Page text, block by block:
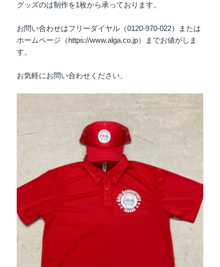
グッズのは制作を1枚から承っております。
お問い合わせはフリーダイヤル（0120-970-022）または
ホームページ（https://www.alga.co.jp）までお値がしま
す。
お気軽にお問い合わせください。